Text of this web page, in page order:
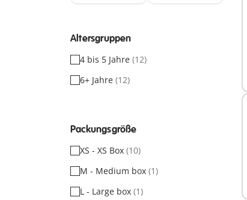
Altersgruppen
4 bis 5 Jahre (12)
6+ Jahre (12)
Packungsgröße
XS - XS Box (10)
M - Medium box (1)
L - Large box (1)